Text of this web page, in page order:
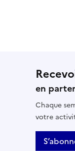
en
Chaque
votre